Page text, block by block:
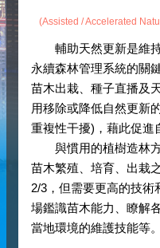
(Assisted / Accelerated
輔助天然更新是維持
永續森林管理系統的關
苗木出栽、種子直播及
用移除或降低自然更新
重複性干擾)，藉此促進
與慣用的植樹造林方
苗木繁殖、培育、出栽
2/3，但需要更高的技術
場鑑識苗木能力、瞭解
當地環境的維護技能等。